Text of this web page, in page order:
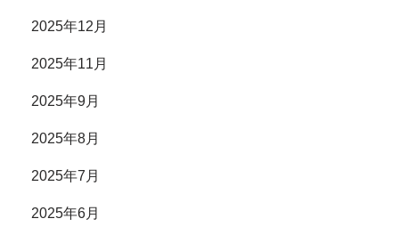
2025年12月
2025年11月
2025年9月
2025年8月
2025年7月
2025年6月